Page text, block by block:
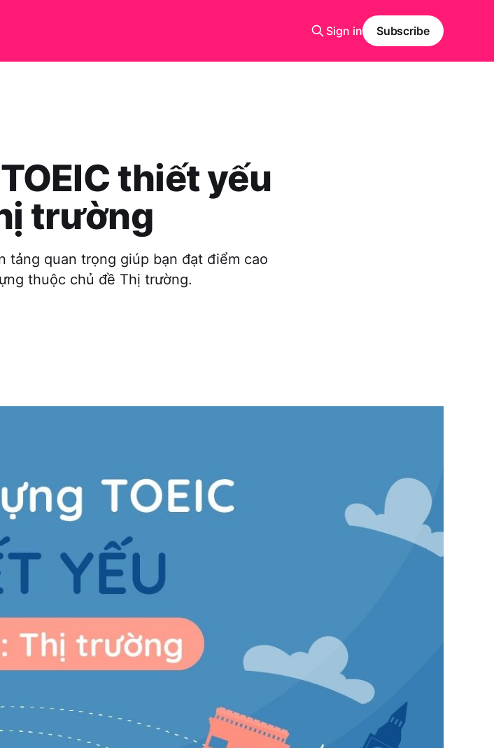
Sign in Subscribe
thiết yếu
trường
tảng quan trọng giúp bạn đạt điểm cao
thuộc chủ đề Thị trường.